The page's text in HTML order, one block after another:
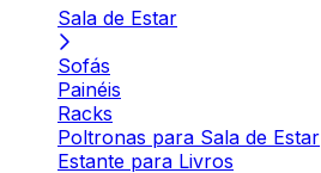
Sala de Estar
Sofás
Painéis
Racks
Poltronas para Sala de Estar
Estante para Livros